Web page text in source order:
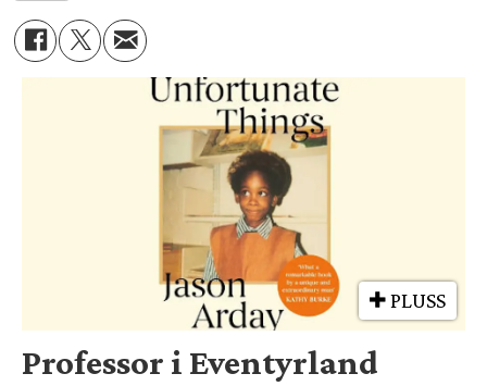
PLUSS
Professor i Eventyrland